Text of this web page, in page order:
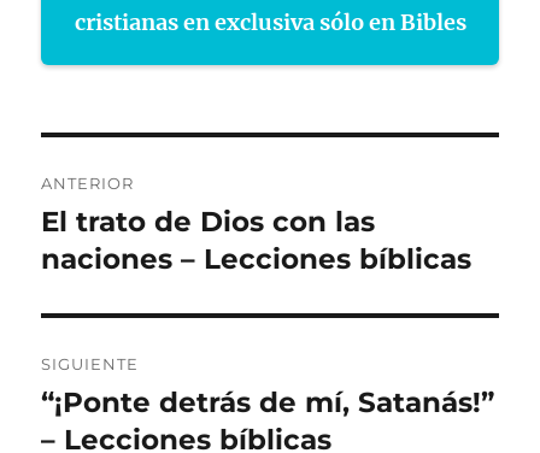
cristianas en exclusiva sólo en Bibles
de
entradas
ANTERIOR
Entrada
anterior:
El trato de Dios con las
naciones – Lecciones bíblicas
SIGUIENTE
Entrada
siguiente:
“¡Ponte detrás de mí, Satanás!”
– Lecciones bíblicas